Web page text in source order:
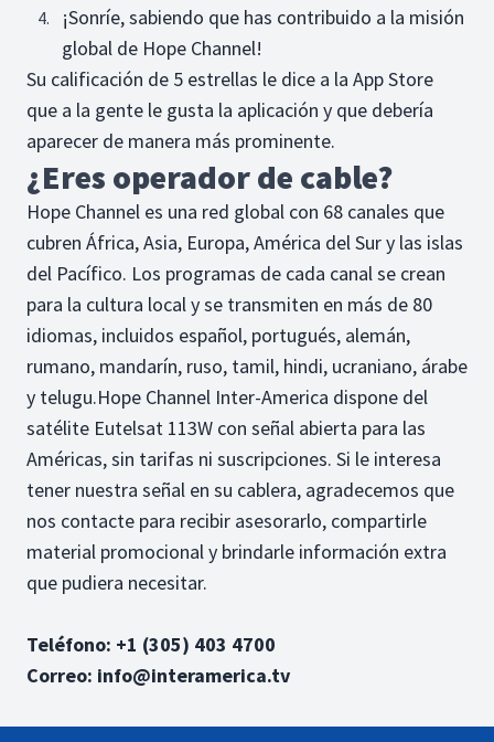
¡Sonríe, sabiendo que has contribuido a la misión
global de Hope Channel!
Su calificación de 5 estrellas le dice a la App Store
que a la gente le gusta la aplicación y que debería
aparecer de manera más prominente.
¿Eres operador de cable?
Hope Channel es una red global con 68 canales que
cubren África, Asia, Europa, América del Sur y las islas
del Pacífico. Los programas de cada canal se crean
para la cultura local y se transmiten en más de 80
idiomas, incluidos español, portugués, alemán,
rumano, mandarín, ruso, tamil, hindi, ucraniano, árabe
y telugu.Hope Channel Inter-America dispone del
satélite Eutelsat 113W con señal abierta para las
Américas, sin tarifas ni suscripciones. Si le interesa
tener nuestra señal en su cablera, agradecemos que
nos contacte para recibir asesorarlo, compartirle
material promocional y brindarle información extra
que pudiera necesitar.
Teléfono: +1 (305) 403 4700
Correo: info@interamerica.tv